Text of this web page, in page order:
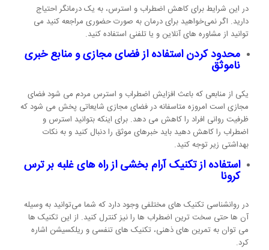
در این شرایط برای کاهش اضطراب و استرس، به یک درمانگر احتیاج
دارید. اگر نمی‌خواهید برای درمان به صورت حضوری مراجعه کنید می
توانید از مشاوره های آنلاین و یا تلفنی استفاده کنید.
محدود کردن استفاده از فضای مجازی و منابع خبری
ناموثق
یکی از منابعی که باعث افزایش اضطراب و استرس مردم می شود فضای
مجازی است امروزه متاسفانه در فضای مجازی شایعاتی پخش می شود که
ظرفیت روانی افراد را کاهش می دهد. برای اینکه بتوانید استرس و
اضطراب را کاهش دهید باید خبرهای موثق را دنبال کنید و به نکات
بهداشتی زیر توجه کنید.
استفاده از تکنیک آرام بخشی از راه های غلبه بر ترس
کرونا
در روانشناسی تکنیک های مختلفی وجود دارد که شما می‌توانید به وسیله
آن ها حتی سخت ترین اضطراب ها را نیز کنترل کنید. از این تکنیک ها
می توان به تمرین های ذهنی، تکنیک های تنفسی و ریلکسیشن اشاره
کرد.